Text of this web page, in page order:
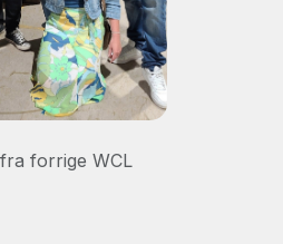
forrige WCL